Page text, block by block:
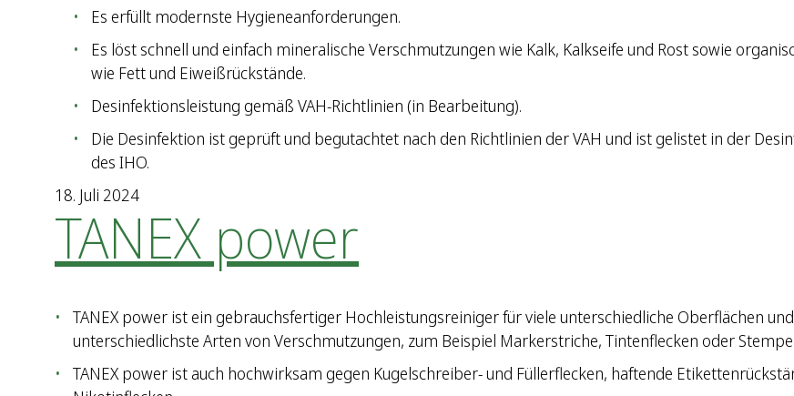
Es erfüllt modernste Hygieneanforderungen.
Es löst schnell und einfach mineralische Verschmutzungen wie Kalk, Kalkseife und Rost sowie
wie Fett und Eiweißrückstände.
Desinfektionsleistung gemäß VAH-Richtlinien (in Bearbeitung).
Die Desinfektion ist geprüft und begutachtet nach den Richtlinien der VAH und ist gelistet in der
des IHO.
18. Juli 2024
TANEX power
TANEX power ist ein gebrauchsfertiger Hochleistungsreiniger für viele unterschiedliche Oberflächen
unterschiedlichste Arten von Verschmutzungen, zum Beispiel Markerstriche, Tintenflecken oder
TANEX power ist auch hochwirksam gegen Kugelschreiber- und Füllerflecken, haftende